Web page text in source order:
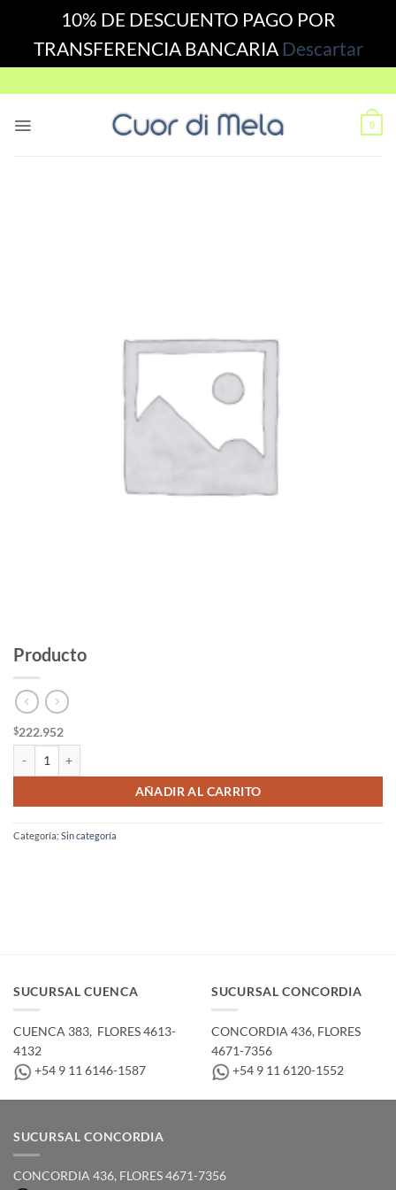
10% DE DESCUENTO PAGO POR
TRANSFERENCIA BANCARIA Descartar
to
0
Producto
$222.952
AÑADIR AL CARRITO
Categoría: Sin categoría
SUCURSAL CUENCA
CUENCA 383, ­ FLORES 4613-
4132
+54 9 11 6146-1587
SUCURSAL CONCORDIA
CONCORDIA 436,­ FLORES
4671-7356
+54 9 11 6120-1552
SUCURSAL CONCORDIA
CONCORDIA 436,­ FLORES 4671-7356